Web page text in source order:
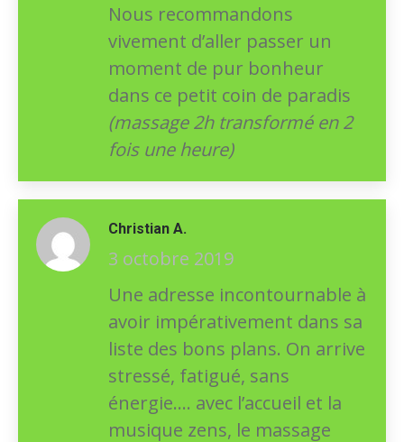
Nous recommandons
vivement d’aller passer un
moment de pur bonheur
dans ce petit coin de paradis
(massage 2h transformé en 2
fois une heure)
Christian A.
3 octobre 2019
Une adresse incontournable à
avoir impérativement dans sa
liste des bons plans. On arrive
stressé, fatigué, sans
énergie…. avec l’accueil et la
musique zens, le massage